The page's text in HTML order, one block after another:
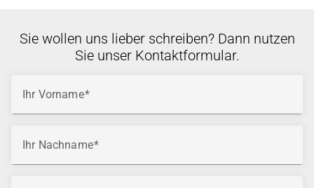
Sie wollen uns lieber schreiben? Dann nutzen
Sie unser Kontaktformular.
Ihr Vorname
Ihr Nachname